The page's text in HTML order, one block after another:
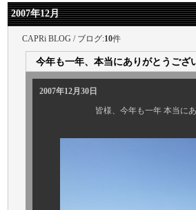
2007年12月
CAPRi BLOG / ブログ:10件
今年も一年、本当にありがとうござ
2007年12月30日
皆様、今年も一年 本当にあり